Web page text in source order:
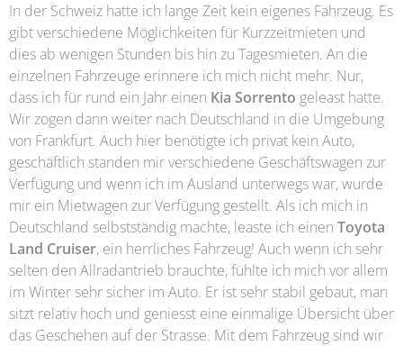
In der Schweiz hatte ich lange Zeit kein eigenes Fahrzeug. Es
gibt verschiedene Möglichkeiten für Kurzzeitmieten und
dies ab wenigen Stunden bis hin zu Tagesmieten. An die
einzelnen Fahrzeuge erinnere ich mich nicht mehr. Nur,
dass ich für rund ein Jahr einen Kia Sorrento geleast hatte.
Wir zogen dann weiter nach Deutschland in die Umgebung
von Frankfurt. Auch hier benötigte ich privat kein Auto,
geschäftlich standen mir verschiedene Geschäftswagen zur
Verfügung und wenn ich im Ausland unterwegs war, wurde
mir ein Mietwagen zur Verfügung gestellt. Als ich mich in
Deutschland selbstständig machte, leaste ich einen Toyota
Land Cruiser, ein herrliches Fahrzeug! Auch wenn ich sehr
selten den Allradantrieb brauchte, fühlte ich mich vor allem
im Winter sehr sicher im Auto. Er ist sehr stabil gebaut, man
sitzt relativ hoch und geniesst eine einmalige Übersicht über
das Geschehen auf der Strasse. Mit dem Fahrzeug sind wir